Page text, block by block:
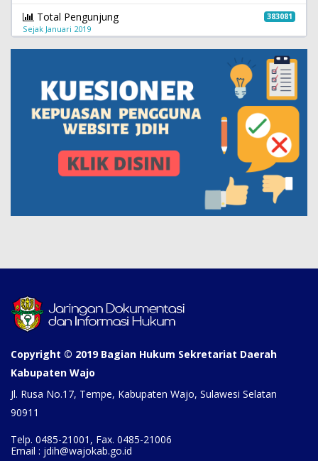
Total Pengunjung 383081
Sejak Januari 2019
Copyright © 2019 Bagian Hukum Sekretariat Daerah
Kabupaten Wajo
Jl. Rusa No.17, Tempe, Kabupaten Wajo, Sulawesi Selatan
90911
Telp. 0485-21001, Fax. 0485-21006
Email : jdih@wajokab.go.id